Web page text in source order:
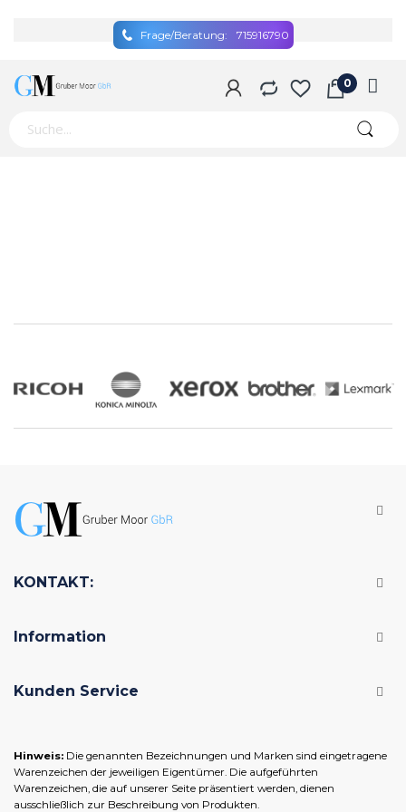
Frage/Beratung: 715916790
KONTAKT:
Information
Kunden Service
Hinweis: Die genannten Bezeichnungen und Marken sind eingetragene
Warenzeichen der jeweiligen Eigentümer. Die aufgeführten
Warenzeichen, die auf unserer Seite präsentiert werden, dienen
ausschließlich zur Beschreibung von Produkten.